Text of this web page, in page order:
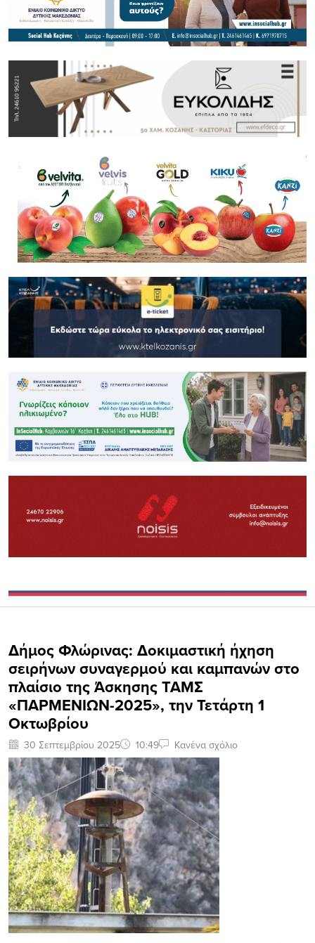
Δήμος Φλώρινας: Δοκιμαστική ήχηση
σειρήνων συναγερμού και καμπανών στο
πλαίσιο της Άσκησης ΤΑΜΣ
«ΠΑΡΜΕΝΙΩΝ-2025», την Τετάρτη 1
Οκτωβρίου
30 Σεπτεμβρίου 2025 10:49 Κανένα σχόλιο